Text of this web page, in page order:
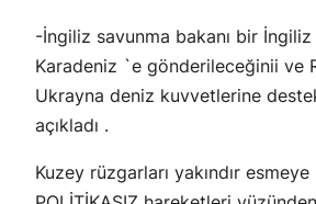
-İngiliz savunma bakanı bir
Karadeniz `e gönderileceğinii ve
Ukrayna deniz kuvvetlerine
açıkladı .
Kuzey rüzgarları yakındır